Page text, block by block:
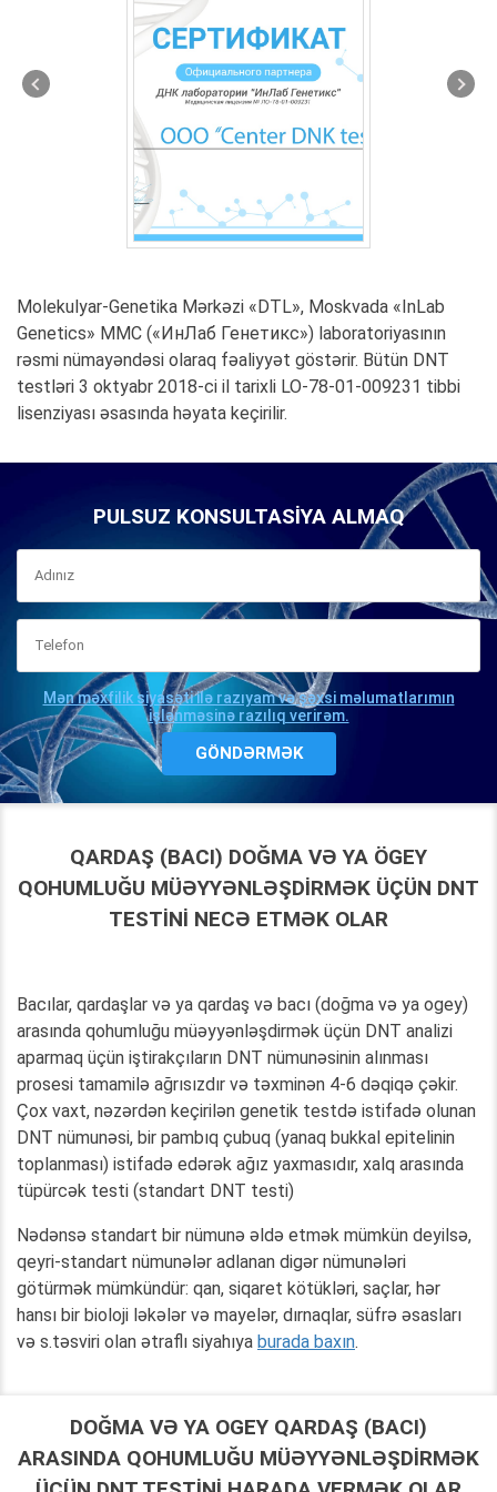
Molekulyar-Genetika Mərkəzi «DTL», Moskvada «InLab
Genetics» MMC («ИнЛаб Генетикс») laboratoriyasının
rəsmi nümayəndəsi olaraq fəaliyyət göstərir. Bütün DNT
testləri 3 oktyabr 2018-ci il tarixli LO-78-01-009231 tibbi
lisenziyası əsasında həyata keçirilir.
PULSUZ KONSULTASIYA ALMAQ
Mən məxfilik siyasəti ilə razıyam və şəxsi məlumatlarımın
işlənməsinə razılıq verirəm.
QARDAŞ (BACI) DOĞMA VƏ YA ÖGEY
QOHUMLUĞU MÜƏYYƏNLƏŞDIRMƏK ÜÇÜN DNT
TESTINI NECƏ ETMƏK OLAR
Bacılar, qardaşlar və ya qardaş və bacı (doğma və ya ogey)
arasında qohumluğu müəyyənləşdirmək üçün DNT analizi
aparmaq üçün iştirakçıların DNT nümunəsinin alınması
prosesi tamamilə ağrısızdır və təxminən 4-6 dəqiqə çəkir.
Çox vaxt, nəzərdən keçirilən genetik testdə istifadə olunan
DNT nümunəsi, bir pambıq çubuq (yanaq bukkal epitelinin
toplanması) istifadə edərək ağız yaxmasıdır, xalq arasında
tüpürcək testi (standart DNT testi)
Nədənsə standart bir nümunə əldə etmək mümkün deyilsə,
qeyri-standart nümunələr adlanan digər nümunələri
götürmək mümkündür: qan, siqaret kötükləri, saçlar, hər
hansı bir bioloji ləkələr və mayelər, dırnaqlar, süfrə əsasları
və s.təsviri olan ətraflı siyahıya burada baxın.
DOĞMA VƏ YA OGEY QARDAŞ (BACI)
ARASINDA QOHUMLUĞU MÜƏYYƏNLƏŞDIRMƏK